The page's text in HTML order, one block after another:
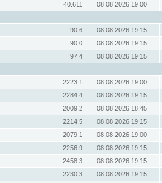
40.611
08.08.2026 19:00
90.6
08.08.2026 19:15
90.0
08.08.2026 19:15
97.4
08.08.2026 19:15
2223.1
08.08.2026 19:00
2284.4
08.08.2026 19:15
2009.2
08.08.2026 18:45
2214.5
08.08.2026 19:15
2079.1
08.08.2026 19:00
2256.9
08.08.2026 19:15
2458.3
08.08.2026 19:15
2230.3
08.08.2026 19:15